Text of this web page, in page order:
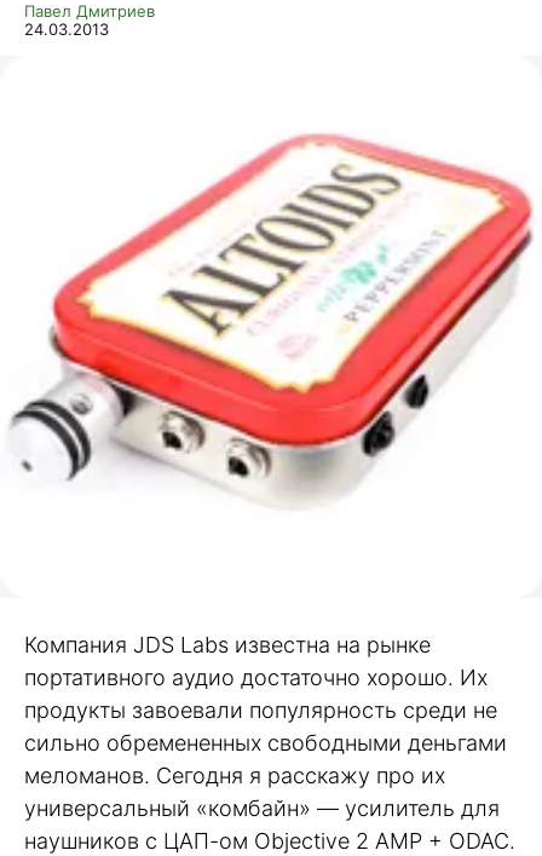
Павел Дмитриев
24.03.2013
Компания JDS Labs известна на рынке
портативного аудио достаточно хорошо. Их
продукты завоевали популярность среди не
сильно обремененных свободными деньгами
меломанов. Сегодня я расскажу про их
универсальный «комбайн» — усилитель для
наушников с ЦАП-ом Objective 2 AMP + ODAC.